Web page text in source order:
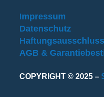
Impressum
Datenschutz
Haftungsausschluss
AGB &
COPYRIGHT © 2025 –